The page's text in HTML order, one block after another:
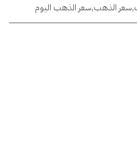
,سعر الذهب,سعر الذهب اليوم